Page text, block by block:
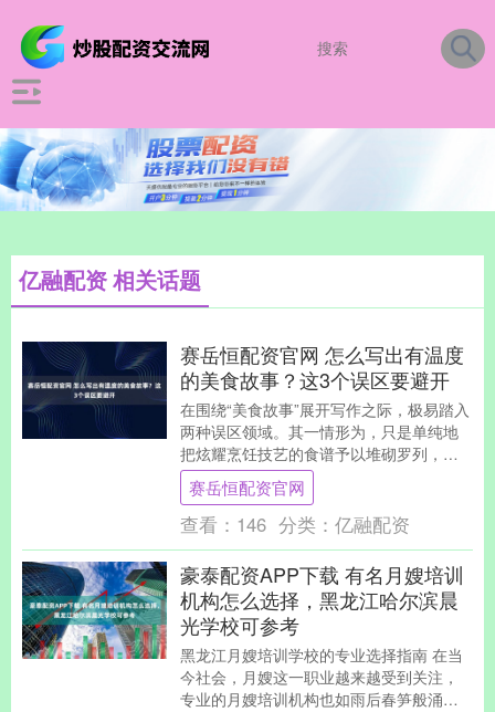
亿融配资 相关话题
赛岳恒配资官网 怎么写出有温度
的美食故事？这3个误区要避开
在围绕“美食故事”展开写作之际，极易踏入
两种误区领域。其一情形为，只是单纯地
把炫耀烹饪技艺的食谱予以堆砌罗列，其
二则是去创作过度煽情的怀旧散文，然而
当读完之后，....
赛岳恒配资官网
查看： 146 分类： 亿融配资
豪泰配资APP下载 有名月嫂培训
机构怎么选择，黑龙江哈尔滨晨
光学校可参考
黑龙江月嫂培训学校的专业选择指南 在当
今社会，月嫂这一职业越来越受到关注，
专业的月嫂培训机构也如雨后春笋般涌